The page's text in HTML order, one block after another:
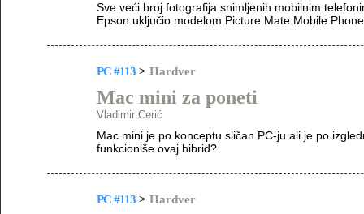
Sve veći broj fotografija snimljenih mobilnim
Epson uključio modelom Picture Mate Mobile
PC #113 > Hardver
Mac mini za poneti
Vladimir Cerić
Mac mini je po konceptu sličan PC-ju ali je po
funkcioniše ovaj hibrid?
PC #113 > Hardver